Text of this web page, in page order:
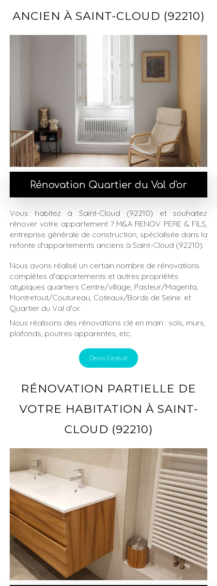
ANCIEN À SAINT-CLOUD (92210)
Rénovation Quartier du Val d'or
Vous habitez à Saint-Cloud (92210) et souhaitez
rénover votre appartement ? M&A RENOV PERE & FILS,
entreprise générale de construction, spécialisée dans la
refonte d'appartements anciens à Saint-Cloud (92210).
Nous avons réalisé un certain nombre de rénovations
complètes d'appartements et autres propriétés
atypiques quartiers Centre/village, Pasteur/Magenta,
Montretout/Coutureau, Coteaux/Bords de Seine. et
Quartier du Val d'or.
Nous réalisons des rénovations clé en main : sols, murs,
plafonds, poutres apparentes, etc.
Devis Gratuit
RÉNOVATION PARTIELLE DE
VOTRE HABITATION À SAINT-
CLOUD (92210)